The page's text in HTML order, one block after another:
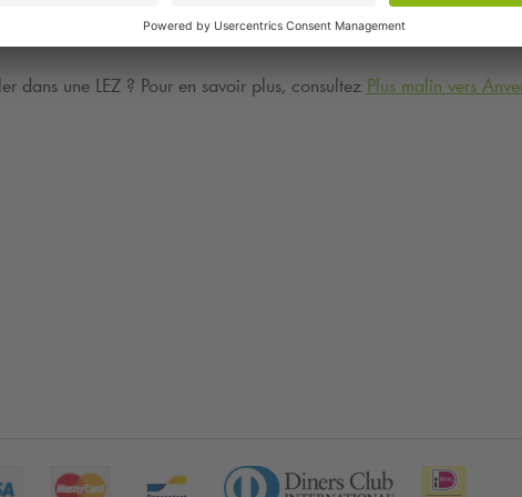
dans une LEZ ? Pour en savoir plus, consultez Plus malin vers